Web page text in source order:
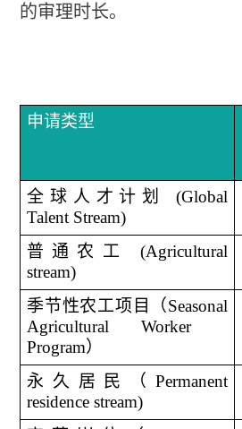
的审理时长。
申请类型
全球人才计划 (Global
Talent Stream)
普通农工 (Agricultural
stream)
季节性农工项目（Seasonal
Agricultural Worker
Program）
永久居民（Permanent
residence stream)